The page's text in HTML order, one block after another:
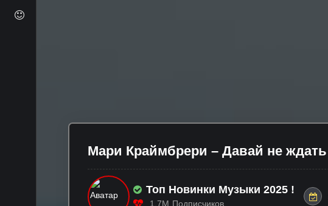
Мари Краймбрери – Давай не ждать
Топ Новинки Музыки 2025 !
1.7M Подписчиков